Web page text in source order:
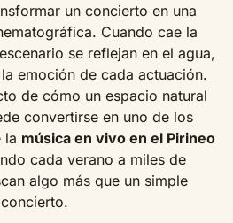
un concierto en una
Cuando cae la
se reflejan en el agua,
emoción de cada actuación.
de cómo un espacio natural
convertirse en uno de los
la música en vivo en el Pirineo
cada verano a miles de
algo más que un simple
concierto.